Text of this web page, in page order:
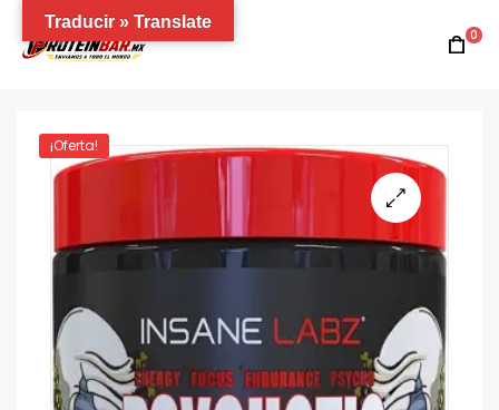
0
¡Oferta!
Traducir » Translate